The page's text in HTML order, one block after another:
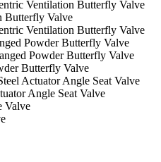
Ventilation Butterfly Valve
Butterfly Valve
Ventilation Butterfly Valve
Powder Butterfly Valve
Powder Butterfly Valve
Butterfly Valve
Actuator Angle Seat Valve
Angle Seat Valve
Valve